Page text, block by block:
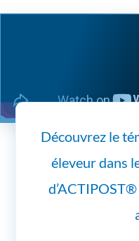
Découvrez le
éleveur dans